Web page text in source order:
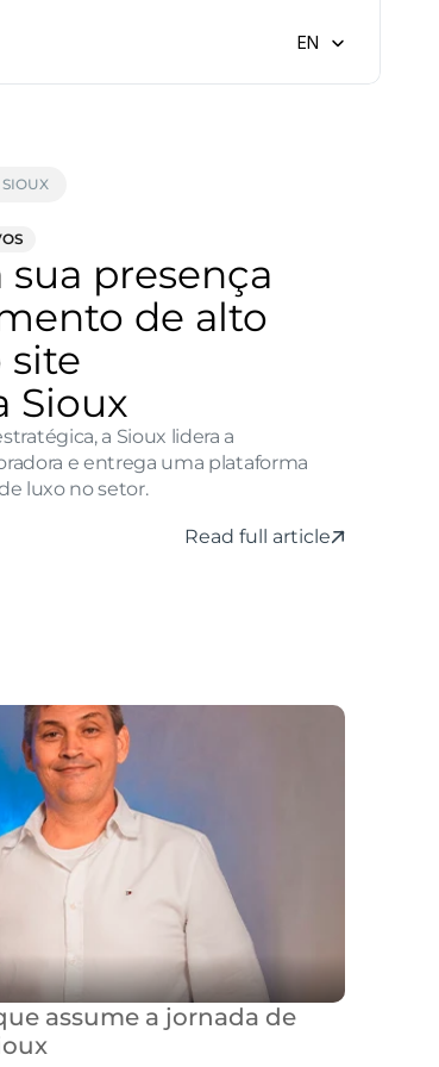
Select Language
EN
presença
de alto
site
Sioux
a Sioux lidera a
e entrega uma plataforma
luxo no setor.
Read full article
assume a jornada de